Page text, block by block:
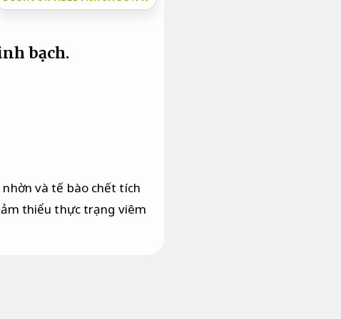
bạch.
nhờn và tế bào chết tích
thiểu thực trạng viêm